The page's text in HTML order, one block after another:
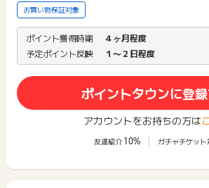
お買い物保証対象
ポイント獲得時期
４ヶ月程度
予定ポイント反映
１〜２日程度
ポイントタウンに登
アカウントをお持ちの方は
友達紹介 10% ガチャチケット